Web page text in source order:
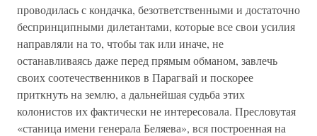
проводилась с кондачка, безответственными и достаточно
беспринципными дилетантами, которые все свои усилия
направляли на то, чтобы так или иначе, не
останавливаясь даже перед прямым обманом, завлечь
своих соотечественников в Парагвай и поскорее
приткнуть на землю, а дальнейшая судьба этих
колонистов их фактически не интересовала. Пресловутая
«станица имени генерала Беляева», вся построенная на